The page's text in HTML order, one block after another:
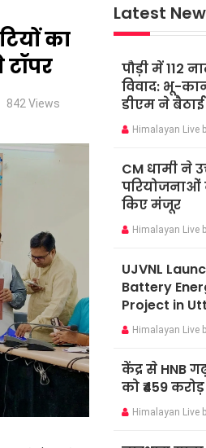
का
842 Views
Latest
पौड़ी में 112
विवाद: भू-
डीएम ने
Himalayan Live
CM धामी ने
परियोजनाओं
किए मंजूर
Himalayan Live
UJVNL
Battery
Project in
Himalayan Live
केंद्र से HNB
को ₹459
Himalayan Live